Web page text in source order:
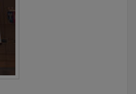
oraz
są cały